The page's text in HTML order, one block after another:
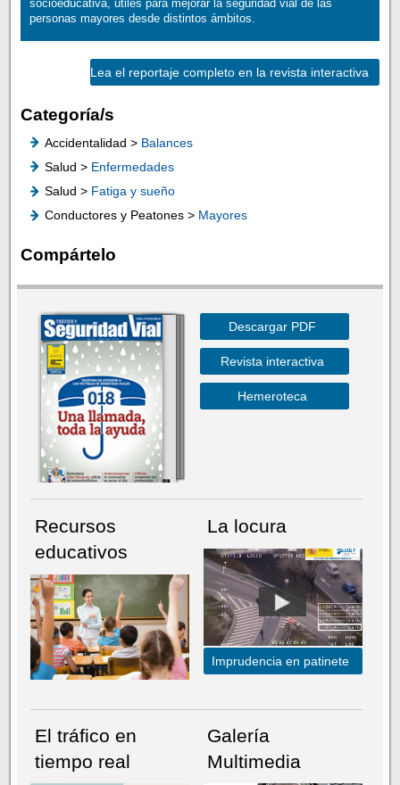
socioeducativa, útiles para mejorar la seguridad vial de las
personas mayores desde distintos ámbitos.
Lea el reportaje completo en la revista interactiva
Categoría/s
Accidentalidad > Balances
Salud > Enfermedades
Salud > Fatiga y sueño
Conductores y Peatones > Mayores
Compártelo
Descargar PDF
Revista interactiva
Hemeroteca
Recursos
educativos
La locura
Imprudencia en patinete
El tráfico en
tiempo real
Galería
Multimedia